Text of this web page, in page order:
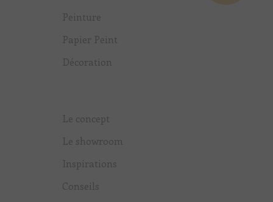
Peinture
Papier Peint
Décoration
Le concept
Le showroom
Inspirations
Conseils